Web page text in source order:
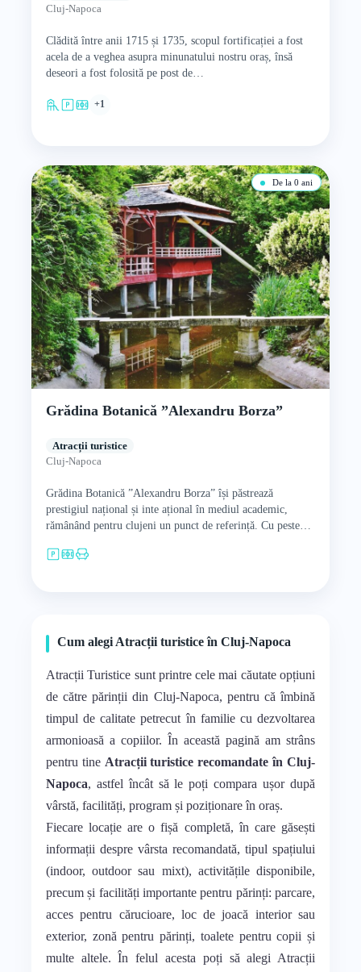
Cluj-Napoca
Clădită între anii 1715 și 1735, scopul fortificației a fost
acela de a veghea asupra minunatului nostru oraș, însă
deseori a fost folosită pe post de…
+1
De la 0 ani
Grădina Botanică ”Alexandru Borza”
Atracții turistice
Cluj-Napoca
Grădina Botanică ”Alexandru Borza” își păstrează
prestigiul național și inte ațional în mediul academic,
rămânând pentru clujeni un punct de referință. Cu peste
Cum alegi Atracții turistice în Cluj-Napoca
Atracții Turistice sunt printre cele mai căutate opțiuni
de către părinții din Cluj-Napoca, pentru că îmbină
timpul de calitate petrecut în familie cu dezvoltarea
armonioasă a copiilor. În această pagină am strâns
pentru tine Atracții turistice recomandate în Cluj-
Napoca, astfel încât să le poți compara ușor după
vârstă, facilități, program și poziționare în oraș.
Fiecare locație are o fișă completă, în care găsești
informații despre vârsta recomandată, tipul spațiului
(indoor, outdoor sau mixt), activitățile disponibile,
precum și facilități importante pentru părinți: parcare,
acces pentru cărucioare, loc de joacă interior sau
exterior, zonă pentru părinți, toalete pentru copii și
multe altele. În felul acesta poți să alegi Atracții